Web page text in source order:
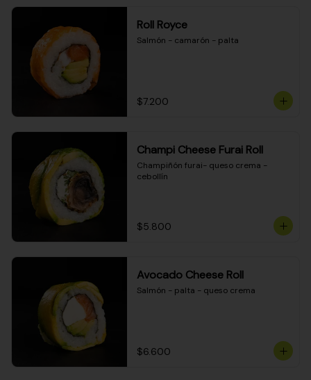
Roll Royce
Salmón - camarón - palta
$7.200
Champi Cheese Furai Roll
Champiñón furai- queso crema -
cebollín
$5.800
Avocado Cheese Roll
Salmón - palta - queso crema
$6.600